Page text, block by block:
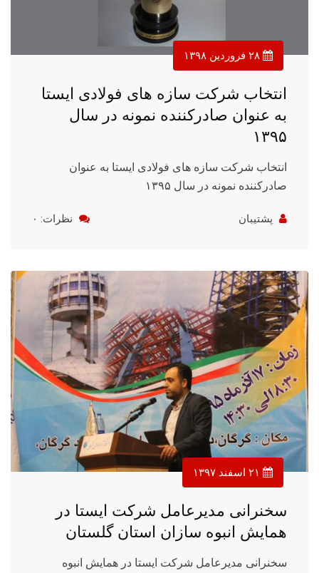
انتخاب شرکت سازه های فولادی ایستا
به عنوان صادرکننده نمونه در سال
۱۳۹۵
انتخاب شرکت سازه های فولادی ایستا به عنوان
صادرکننده نمونه در سال ۱۳۹۵
پشتیبان نظرات: ۰
سخنرانی مدیرعامل شرکت ایستا در
همایش انبوه سازان استان گلستان
سخنرانی مدیرعامل شرکت ایستا در همایش انبوه